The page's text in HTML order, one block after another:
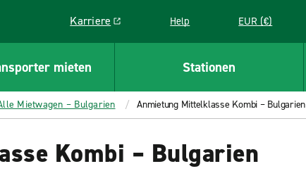
Karriere
Link opens in a new window
Help EUR (€)
mieten Stationen
Mietwagen – Bulgarien Anmietung Mittelklasse Kombi – Bulgarien
Kombi – Bulgarien